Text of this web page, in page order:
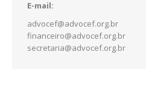
E-mail:
advocef@advocef.org.br
financeiro@advocef.org.br
secretaria@advocef.org.br